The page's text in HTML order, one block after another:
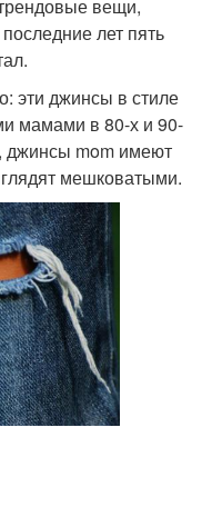
вещи,
лет пять
эти джинсы в стиле
мамами в 80-х и 90-
джинсы mom имеют
мешковатыми.